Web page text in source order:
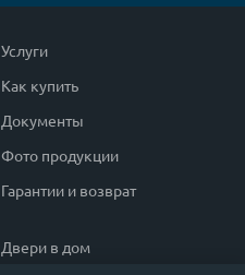
Услуги
Как купить
Документы
Фото продукции
Гарантии и возврат
Двери в дом